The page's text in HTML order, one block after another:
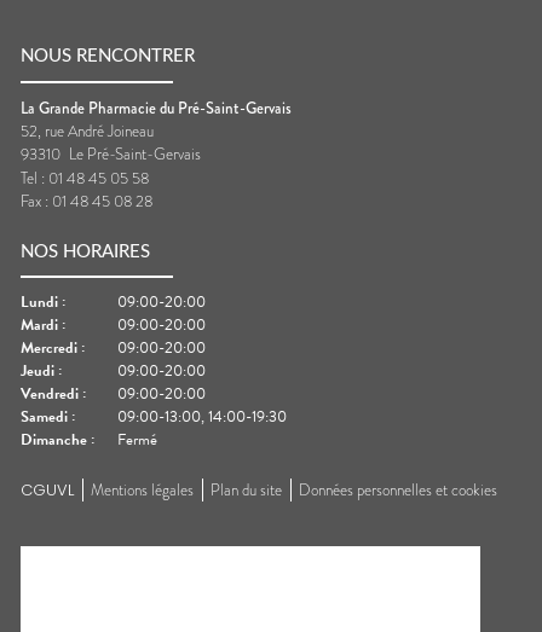
NOUS RENCONTRER
La Grande Pharmacie du Pré-Saint-Gervais
52, rue André Joineau
93310 Le Pré-Saint-Gervais
Tel : 01 48 45 05 58
Fax : 01 48 45 08 28
NOS HORAIRES
Lundi :
09:00-20:00
Mardi :
09:00-20:00
Mercredi :
09:00-20:00
Jeudi :
09:00-20:00
Vendredi :
09:00-20:00
Samedi :
09:00-13:00, 14:00-19:30
Dimanche : Fermé
CGUVL Mentions légales Plan du site Données personnelles et cookies